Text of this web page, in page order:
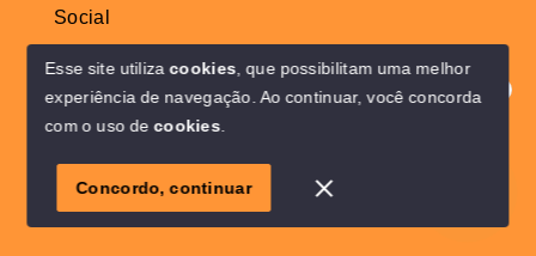
Olá! Estamos disponíveis para te ajudar.
Social
Esse site utilizacookies , que possibilitam uma melhor
experiência de navegação. Ao continuar, você concorda
com o uso decookies
Concordo, continuar